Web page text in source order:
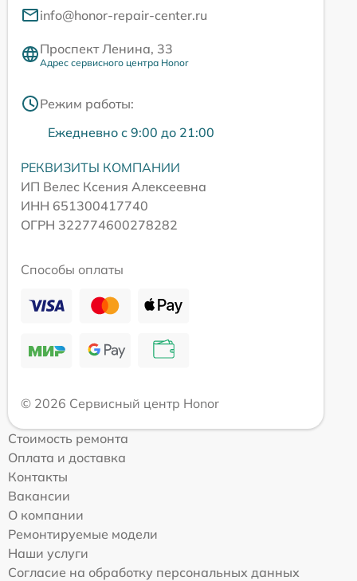
info@honor-repair-center.ru
Проспект Ленина, 33
Адрес сервисного центра Honor
Режим работы:
Ежедневно с 9:00 до 21:00
РЕКВИЗИТЫ КОМПАНИИ
ИП Велес Ксения Алексеевна
ИНН 651300417740
ОГРН 322774600278282
Способы оплаты
© 2026 Сервисный центр Honor
Стоимость ремонта
Оплата и доставка
Контакты
Вакансии
О компании
Ремонтируемые модели
Наши услуги
Согласие на обработку персональных данных